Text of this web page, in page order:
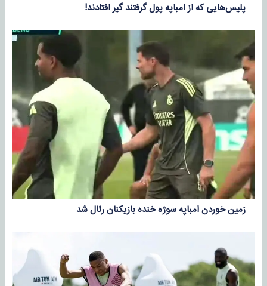
پلیس‌هایی که از امباپه پول گرفتند گیر افتادند!‌
زمین خوردن امباپه سوژه خنده بازیکنان رئال شد